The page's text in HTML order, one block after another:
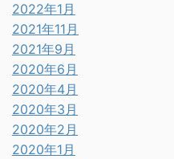
2022年1月
2021年11月
2021年9月
2020年6月
2020年4月
2020年3月
2020年2月
2020年1月